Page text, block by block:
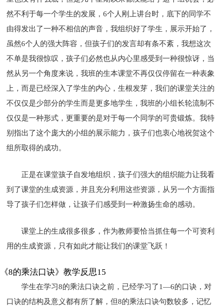
然不利于每一个学生的发展，6个人刚上讲台时，底下的同学不
由得发出了一种不相信的声音，我组织好了学生，展示开始了，
虽然6个人的强大阵容，但孩子们的发言却有条不紊，我想这次
不单是我很惊叹，孩子们必然也从内心里感受到一种很惊讶，当
然从另一个角度来说，我班的生本课堂不再仅仅停留在一种表象
上，而是已经深入了学生的内心，生根发芽，我们的课堂关注的
不仅仅是少部分的学生而是更多地学生，我班的小组长轮流制不
仅仅是一种形式，更重要的是对于每一个同学的可贵锻炼。我特
别指出了这个庞大的小组的展示能力，孩子们也衷心地祝贺这个
组所取得的成功。
正是在课堂孩子自发地组织，孩子们强大的组织能力让我看
到了课堂的生成资源，并且充分利用这些资源，从另一个方面指
导了孩子们怎样做，让孩子们感受到一种激扬生命的感动。
课堂上的生成很多很多，作为教师要恰当抓住每一个可资利
用的生成资源，只有如此才能让我们的课堂飞跃！
《8的乘法口诀》教学反思15
学生在学习8的乘法口诀之前，已经学习了1―6的口诀，对
口诀的结构及意义都有所了解，但8的乘法口诀句数较多，记忆